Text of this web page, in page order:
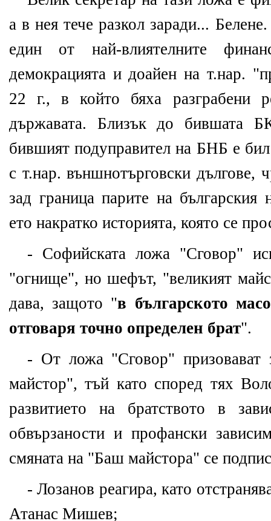
а в нея тече разкол заради...
един от най-влиятелните
демокрацията и доайен на т.нар.
22 г., в който бяха разграбени
държавата. Близък до бившата
бившият подуправител на БНБ е
с т.нар. външнотърговски дългове,
зад граница парите на българския
ето накратко историята, която се
- Софийската ложа "Сговор"
"огнище", но шефът, "великият
дава, защото "в българското
отговаря точно определен брат".
- От ложа "Сговор" призовават
майстор", тъй като според тях
развитието на братството в
обвързаности и профански
смяната на "Баш майстора" се
- Лозанов реагира, като
Атанас Мишев;